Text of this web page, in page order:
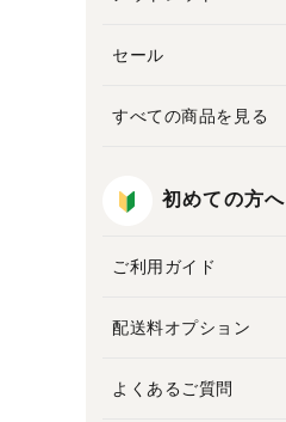
セール
すべての商品を見る
初めての方へ
ご利用ガイド
配送料オプション
よくあるご質問